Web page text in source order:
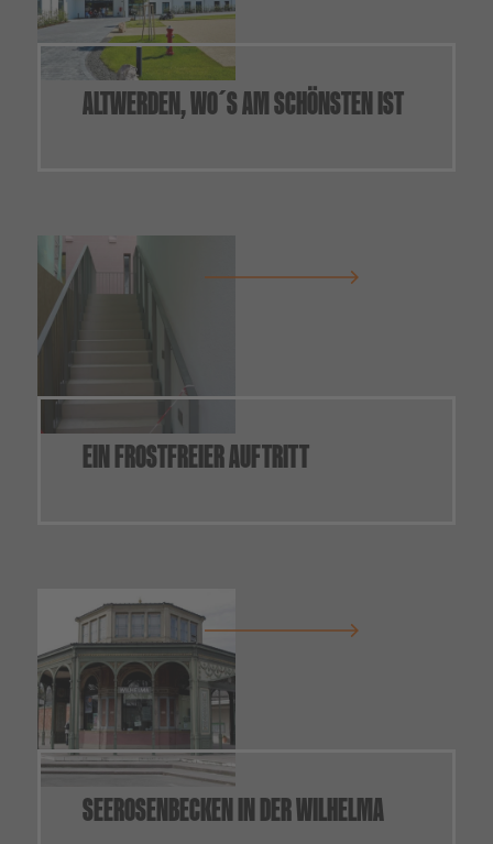
ALTWERDEN, WO´S AM SCHÖNSTEN IST
EIN FROSTFREIER AUFTRITT
SEEROSENBECKEN IN DER WILHELMA